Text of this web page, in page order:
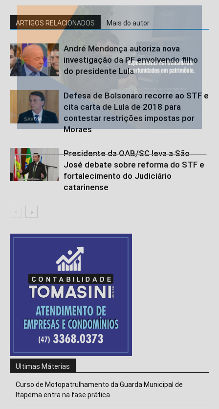
ARTIGOS RELACIONADOS Mais do autor
André Mendonça autoriza nova
investigação da PF envolvendo filho
do presidente Lula
Defesa de Bolsonaro recorre ao STF e
cita carta de Lula de 2018 para
contestar restrições impostas por
Moraes
Presidente da OAB/SC leva a São
José debate sobre reforma do STF e
fortalecimento do Judiciário
catarinense
Ultimas Máterias
Curso de Motopatrulhamento da Guarda Municipal de
Itapema entra na fase prática